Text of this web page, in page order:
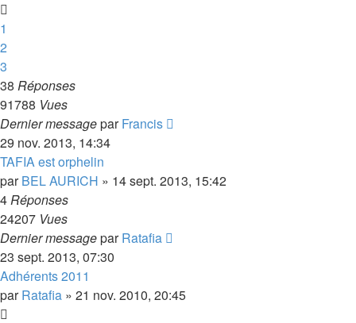
1
2
3
38 Réponses
91788 Vues
Dernier messageparFrancis
29 nov. 2013, 14:34
TAFIA est orphelin
parBEL AURICH » 14 sept. 2013, 15:42
4Réponses
24207 Vues
Dernier messageparRatafia
23 sept. 2013, 07:30
Adhérents 2011
parRatafia » 21 nov. 2010, 20:45